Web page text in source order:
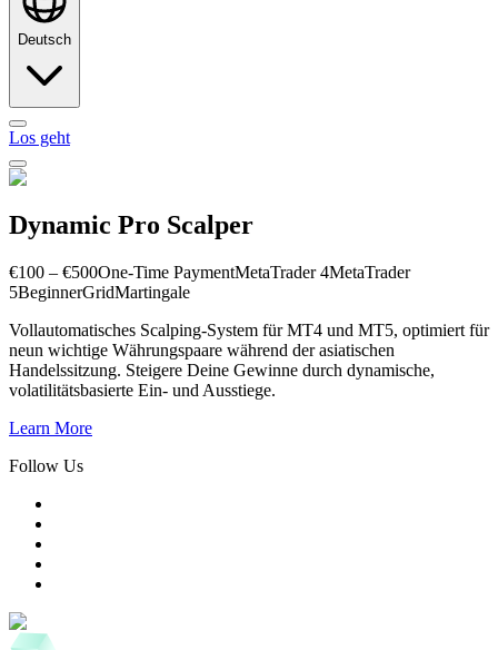
Deutsch
Los geht
Dynamic Pro Scalper
€100 – €500One-Time PaymentMetaTrader 4MetaTrader
5BeginnerGridMartingale
Vollautomatisches Scalping-System für MT4 und MT5, optimiert für
neun wichtige Währungspaare während der asiatischen
Handelssitzung. Steigere Deine Gewinne durch dynamische,
volatilitätsbasierte Ein- und Ausstiege.
Learn More
Follow Us